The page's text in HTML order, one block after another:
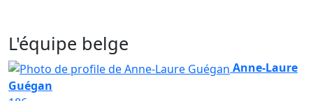
L'équipe belge
Anne-Laure
Guégan